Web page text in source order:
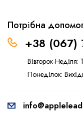
Потрібна
+38 (067)
Вівторок-
Понеділок: